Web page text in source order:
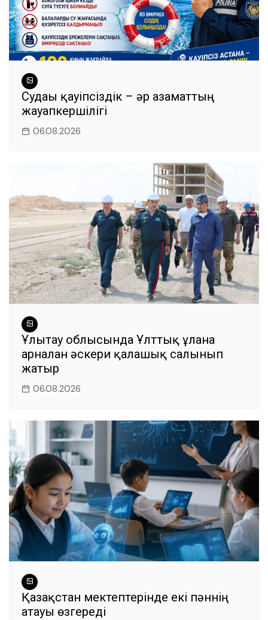
Судағы қауіпсіздік – әр азаматтың
жауапкершілігі
06.08.2026
Ұлытау облысында Ұлттық ұланға
арналған әскери қалашық салынып
жатыр
06.08.2026
Қазақстан мектептерінде екі пәннің
атауы өзгереді